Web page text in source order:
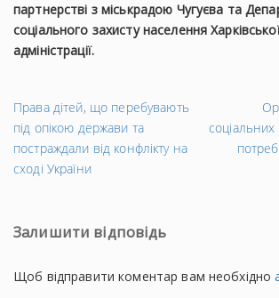
партнерстві з міськрадою Чугуєва та
соціального захисту населення
адміністрації.
←
Попередній
запис
Права дітей, що перебувають
під опікою держави та
постраждали від конфлікту на
сході України
Залишити відповідь
Щоб відправити коментар вам необхідно